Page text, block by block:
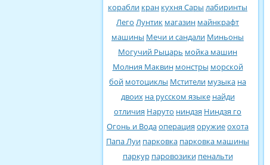
корабли кран кухня Сары лабиринты
Лего Лунтик магазин майнкрафт
машины Мечи и сандали Миньоны
Могучий Рыцарь мойка машин
Молния Маквин монстры морской
бой мотоциклы Мстители музыка на
двоих на русском языке найди
отличия Наруто ниндзя Ниндзя го
Огонь и Водаоперация оружиеохота
Папа Луи парковка парковка машины
паркур паровозики пенальти